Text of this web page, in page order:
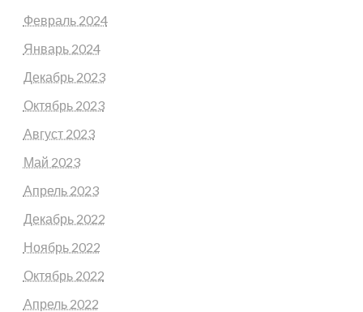
Февраль 2024
Январь 2024
Декабрь 2023
Октябрь 2023
Август 2023
Май 2023
Апрель 2023
Декабрь 2022
Ноябрь 2022
Октябрь 2022
Апрель 2022